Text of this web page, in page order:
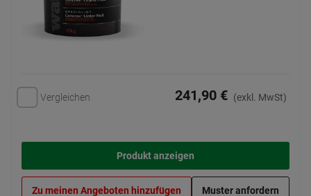
Vergleichen 241,90 € (exkl. MwSt)
Produkt anzeigen
Zu meinen Angeboten hinzufügen Muster anfordern